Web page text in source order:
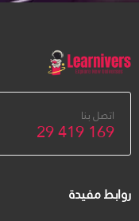
اتصل بنا
29 419 169
روابط مفيدة